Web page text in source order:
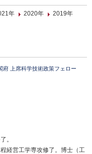
年 2020年
2019年
府 上席科学技術政策フェロー
。
経営工学専攻修了。博士（工